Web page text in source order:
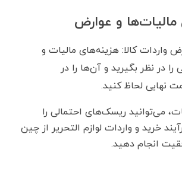
واردات کالا: هزینه‌های مالیات و
را در نظر بگیرید و آن‌ها را در
نهایی لحاظ کنید.
می‌توانید ریسک‌های احتمالی را
خرید و واردات لوازم التحریر از چین
انجام دهید.